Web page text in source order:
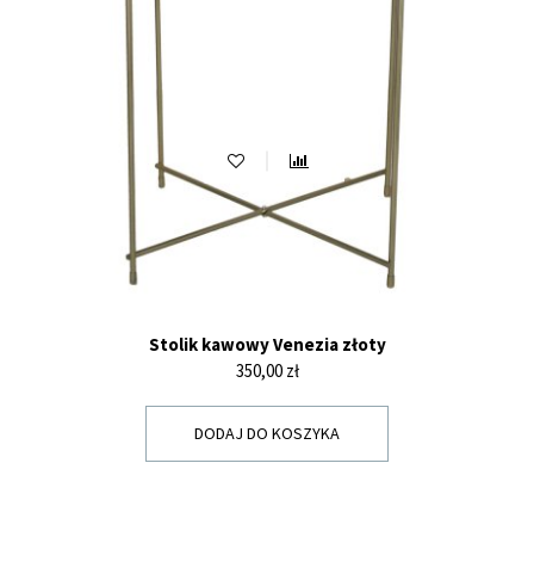
Stolik kawowy Venezia złoty
Cena
350,00 zł
DODAJ DO KOSZYKA